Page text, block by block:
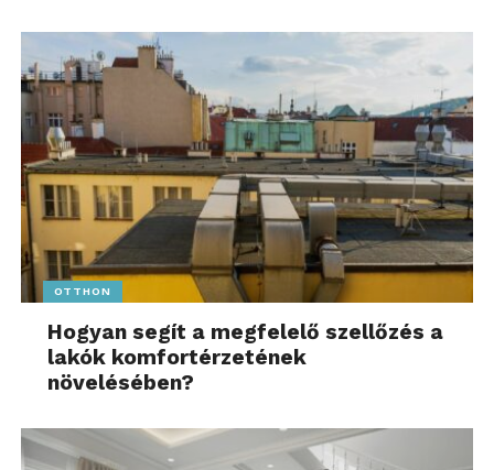
OTTHON
Hogyan segít a megfelelő szellőzés a
lakók komfortérzetének
növelésében?